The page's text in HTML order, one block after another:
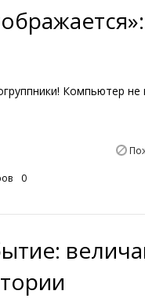
Компьютер не
0